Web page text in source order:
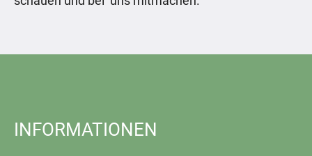
INFORMATIONEN